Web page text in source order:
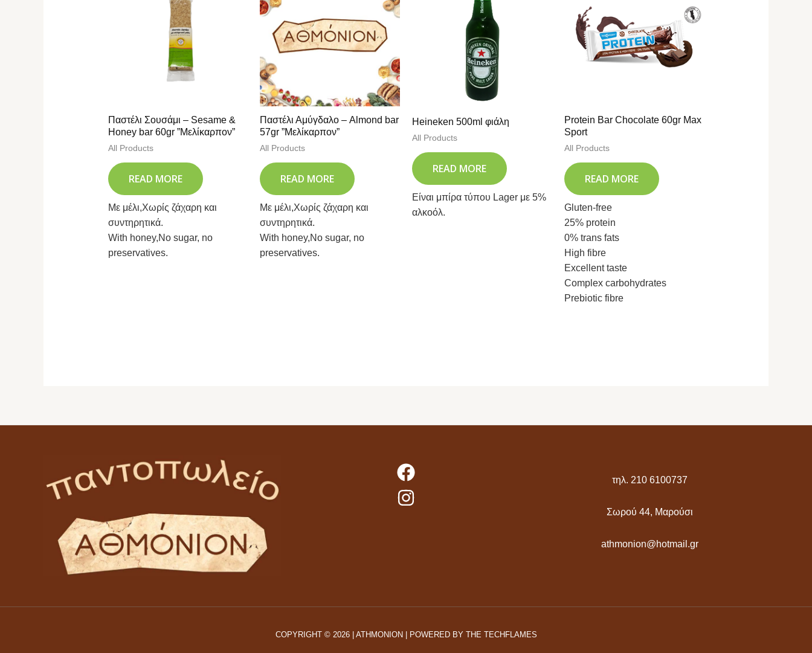
Παστέλι Σουσάμι – Sesame &
Honey bar 60gr ”Μελίκαρπον”
All Products
READ MORE
Με μέλι,Χωρίς ζάχαρη και
συντηρητικά.
With honey,No sugar, no
preservatives.
Παστέλι Αμύγδαλο – Almond bar
57gr ”Μελίκαρπον”
All Products
READ MORE
Με μέλι,Χωρίς ζάχαρη και
συντηρητικά.
With honey,No sugar, no
preservatives.
Heineken 500ml φιάλη
All Products
READ MORE
Είναι μπίρα τύπου Lager με 5%
αλκοόλ.
Protein Bar Chocolate 60gr Max
Sport
All Products
READ MORE
Gluten-free
25% protein
0% trans fats
High fibre
Excellent taste
Complex carbohydrates
Prebiotic fibre
τηλ. 210 6100737
Σωρού 44, Μαρούσι
athmonion@hotmail.gr
COPYRIGHT © 2026 | ATHMONION | POWERED BY THE TECHFLAMES